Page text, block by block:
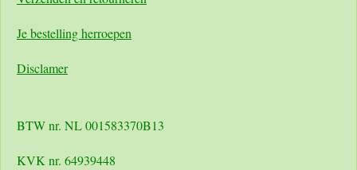
Je bestelling herroepen
Disclamer
BTW nr. NL 001583370B13
KVK nr. 64939448